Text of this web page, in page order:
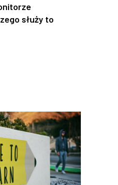
służy to